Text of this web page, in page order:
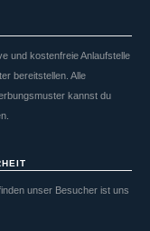
und kostenfreie Anlaufstelle
bereitstellen. Alle
kannst du
unser Besucher ist uns